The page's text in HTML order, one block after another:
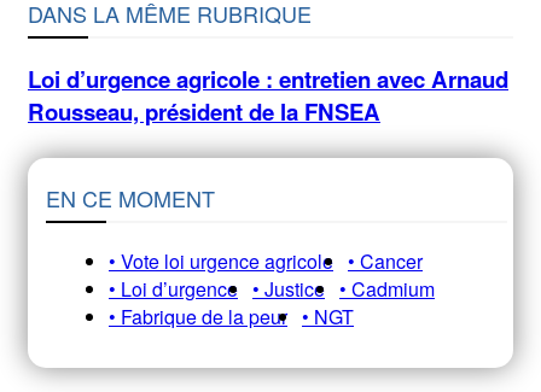
DANS LA MÊME RUBRIQUE
Loi d’urgence agricole : entretien avec Arnaud
Rousseau, président de la FNSEA
EN CE MOMENT
• Vote loi urgence agricole • Cancer
• Loi d’urgence • Justice • Cadmium
• Fabrique de la peur • NGT